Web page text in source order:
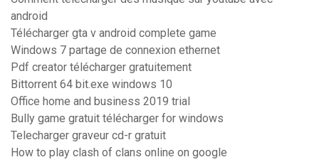
android
Télécharger gta v android complete game
Windows 7 partage de connexion ethernet
Pdf creator télécharger gratuitement
Bittorrent 64 bit.exe windows 10
Office home and business 2019 trial
Bully game gratuit télécharger for windows
Telecharger graveur cd-r gratuit
How to play clash of clans online on google